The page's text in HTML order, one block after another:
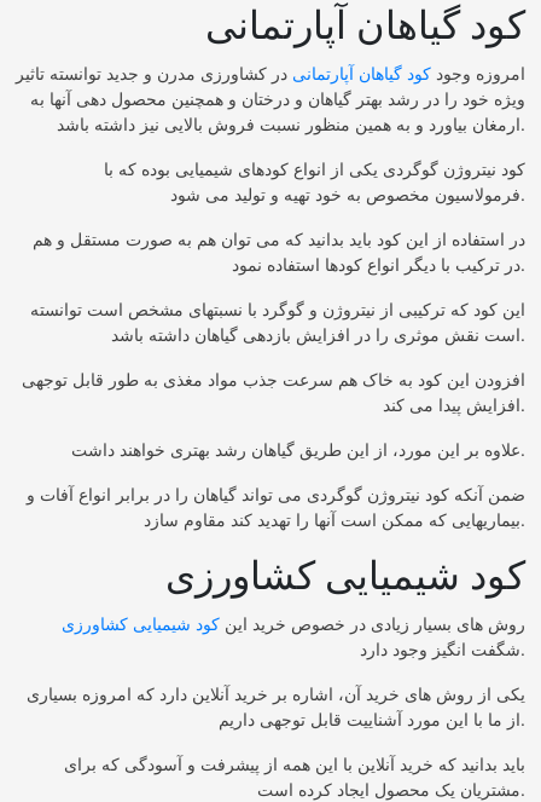
کود گیاهان آپارتمانی
امروزه وجود کود گیاهان آپارتمانی در کشاورزی مدرن و جدید توانسته تاثیر
ویژه خود را در رشد بهتر گیاهان و درختان و همچنین محصول دهی آنها به
ارمغان بیاورد و به همین منظور نسبت فروش بالایی نیز داشته باشد.
کود نیتروژن گوگردی یکی از انواع کودهای شیمیایی بوده که با
فرمولاسیون مخصوص به خود تهیه و تولید می شود.
در استفاده از این کود باید بدانید که می توان هم به صورت مستقل و هم
در ترکیب با دیگر انواع کودها استفاده نمود.
این کود که ترکیبی از نیتروژن و گوگرد با نسبتهای مشخص است توانسته
است نقش موثری را در افزایش بازدهی گیاهان داشته باشد.
افزودن این کود به خاک هم سرعت جذب مواد مغذی به طور قابل توجهی
افزایش پیدا می کند.
علاوه بر این مورد، از این طریق گیاهان رشد بهتری خواهند داشت.
ضمن آنکه کود نیتروژن گوگردی می تواند گیاهان را در برابر انواع آفات و
بیماریهایی که ممکن است آنها را تهدید کند مقاوم سازد.
کود شیمیایی کشاورزی
روش های بسیار زیادی در خصوص خرید این کود شیمیایی کشاورزی
شگفت انگیز وجود دارد.
یکی از روش های خرید آن، اشاره بر خرید آنلاین دارد که امروزه بسیاری
از ما با این مورد آشناییت قابل توجهی داریم.
باید بدانید که خرید آنلاین با این همه از پیشرفت و آسودگی که برای
مشتریان یک محصول ایجاد کرده است.